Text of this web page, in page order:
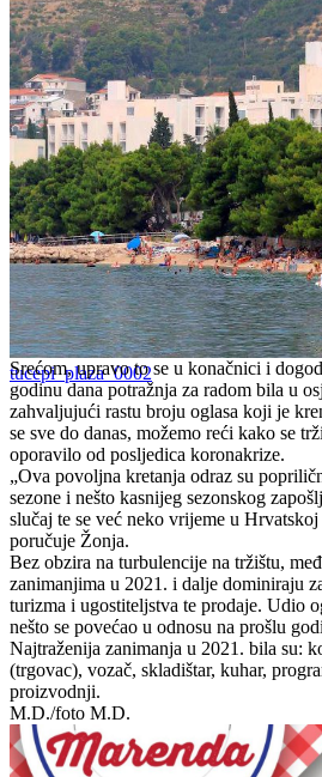
tucepi_plaza_0002
Srećom, upravo to se u konačnici i
godinu dana potražnja za radom bila u
zahvaljujući rastu broju oglasa koji je
se sve do danas, možemo reći kako se
oporavilo od posljedica koronakrize.
„Ova povoljna kretanja odraz su
sezone i nešto kasnijeg sezonskog
slučaj te se već neko vrijeme u Hrvatskoj
poručuje Žonja.
Bez obzira na turbulencije na tržištu,
zanimanjima u 2021. i dalje dominiraju
turizma i ugostiteljstva te prodaje. Udio
nešto se povećao u odnosu na prošlu
Najtraženija zanimanja u 2021. bila su:
(trgovac), vozač, skladištar, kuhar,
proizvodnji.
M.D./foto M.D.